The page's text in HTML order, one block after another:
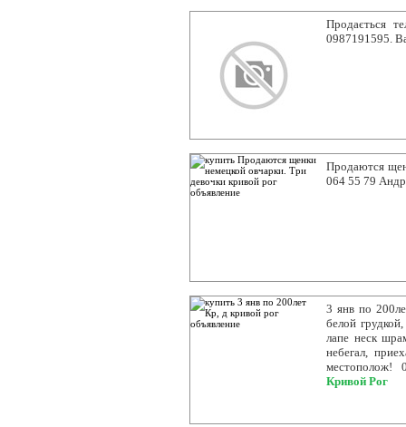
Продається
0987191595.
Продаются
064 55 79
3 янв по
белой
лапе неск
небегал,
местополож!
Кривой Рог